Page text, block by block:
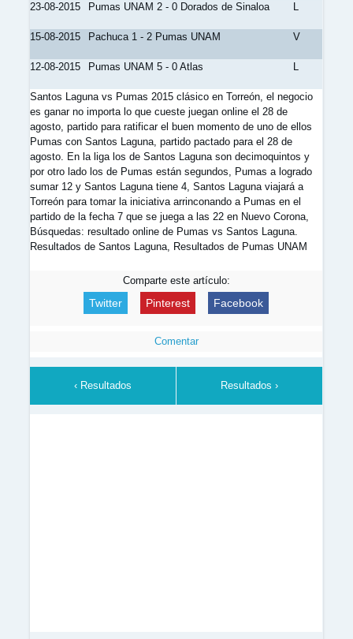
23-08-2015 Pumas UNAM 2 - 0 Dorados de Sinaloa L
15-08-2015 Pachuca 1 - 2 Pumas UNAM V
12-08-2015 Pumas UNAM 5 - 0 Atlas L
Santos Laguna vs Pumas 2015 clásico en Torreón, el negocio
es ganar no importa lo que cueste juegan online el 28 de
agosto, partido para ratificar el buen momento de uno de ellos
Pumas con Santos Laguna, partido pactado para el 28 de
agosto. En la liga los de Santos Laguna son decimoquintos y
por otro lado los de Pumas están segundos, Pumas a logrado
sumar 12 y Santos Laguna tiene 4, Santos Laguna viajará a
Torreón para tomar la iniciativa arrinconando a Pumas en el
partido de la fecha 7 que se juega a las 22 en Nuevo Corona,
Búsquedas: resultado online de Pumas vs Santos Laguna.
Resultados de Santos Laguna, Resultados de Pumas UNAM
Comparte este artículo:
Twitter Pinterest Facebook
Comentar
‹ Resultados Resultados ›